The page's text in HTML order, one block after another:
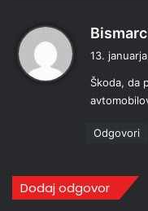
13.
Škoda, da
Odgovori
Dodaj odgovor